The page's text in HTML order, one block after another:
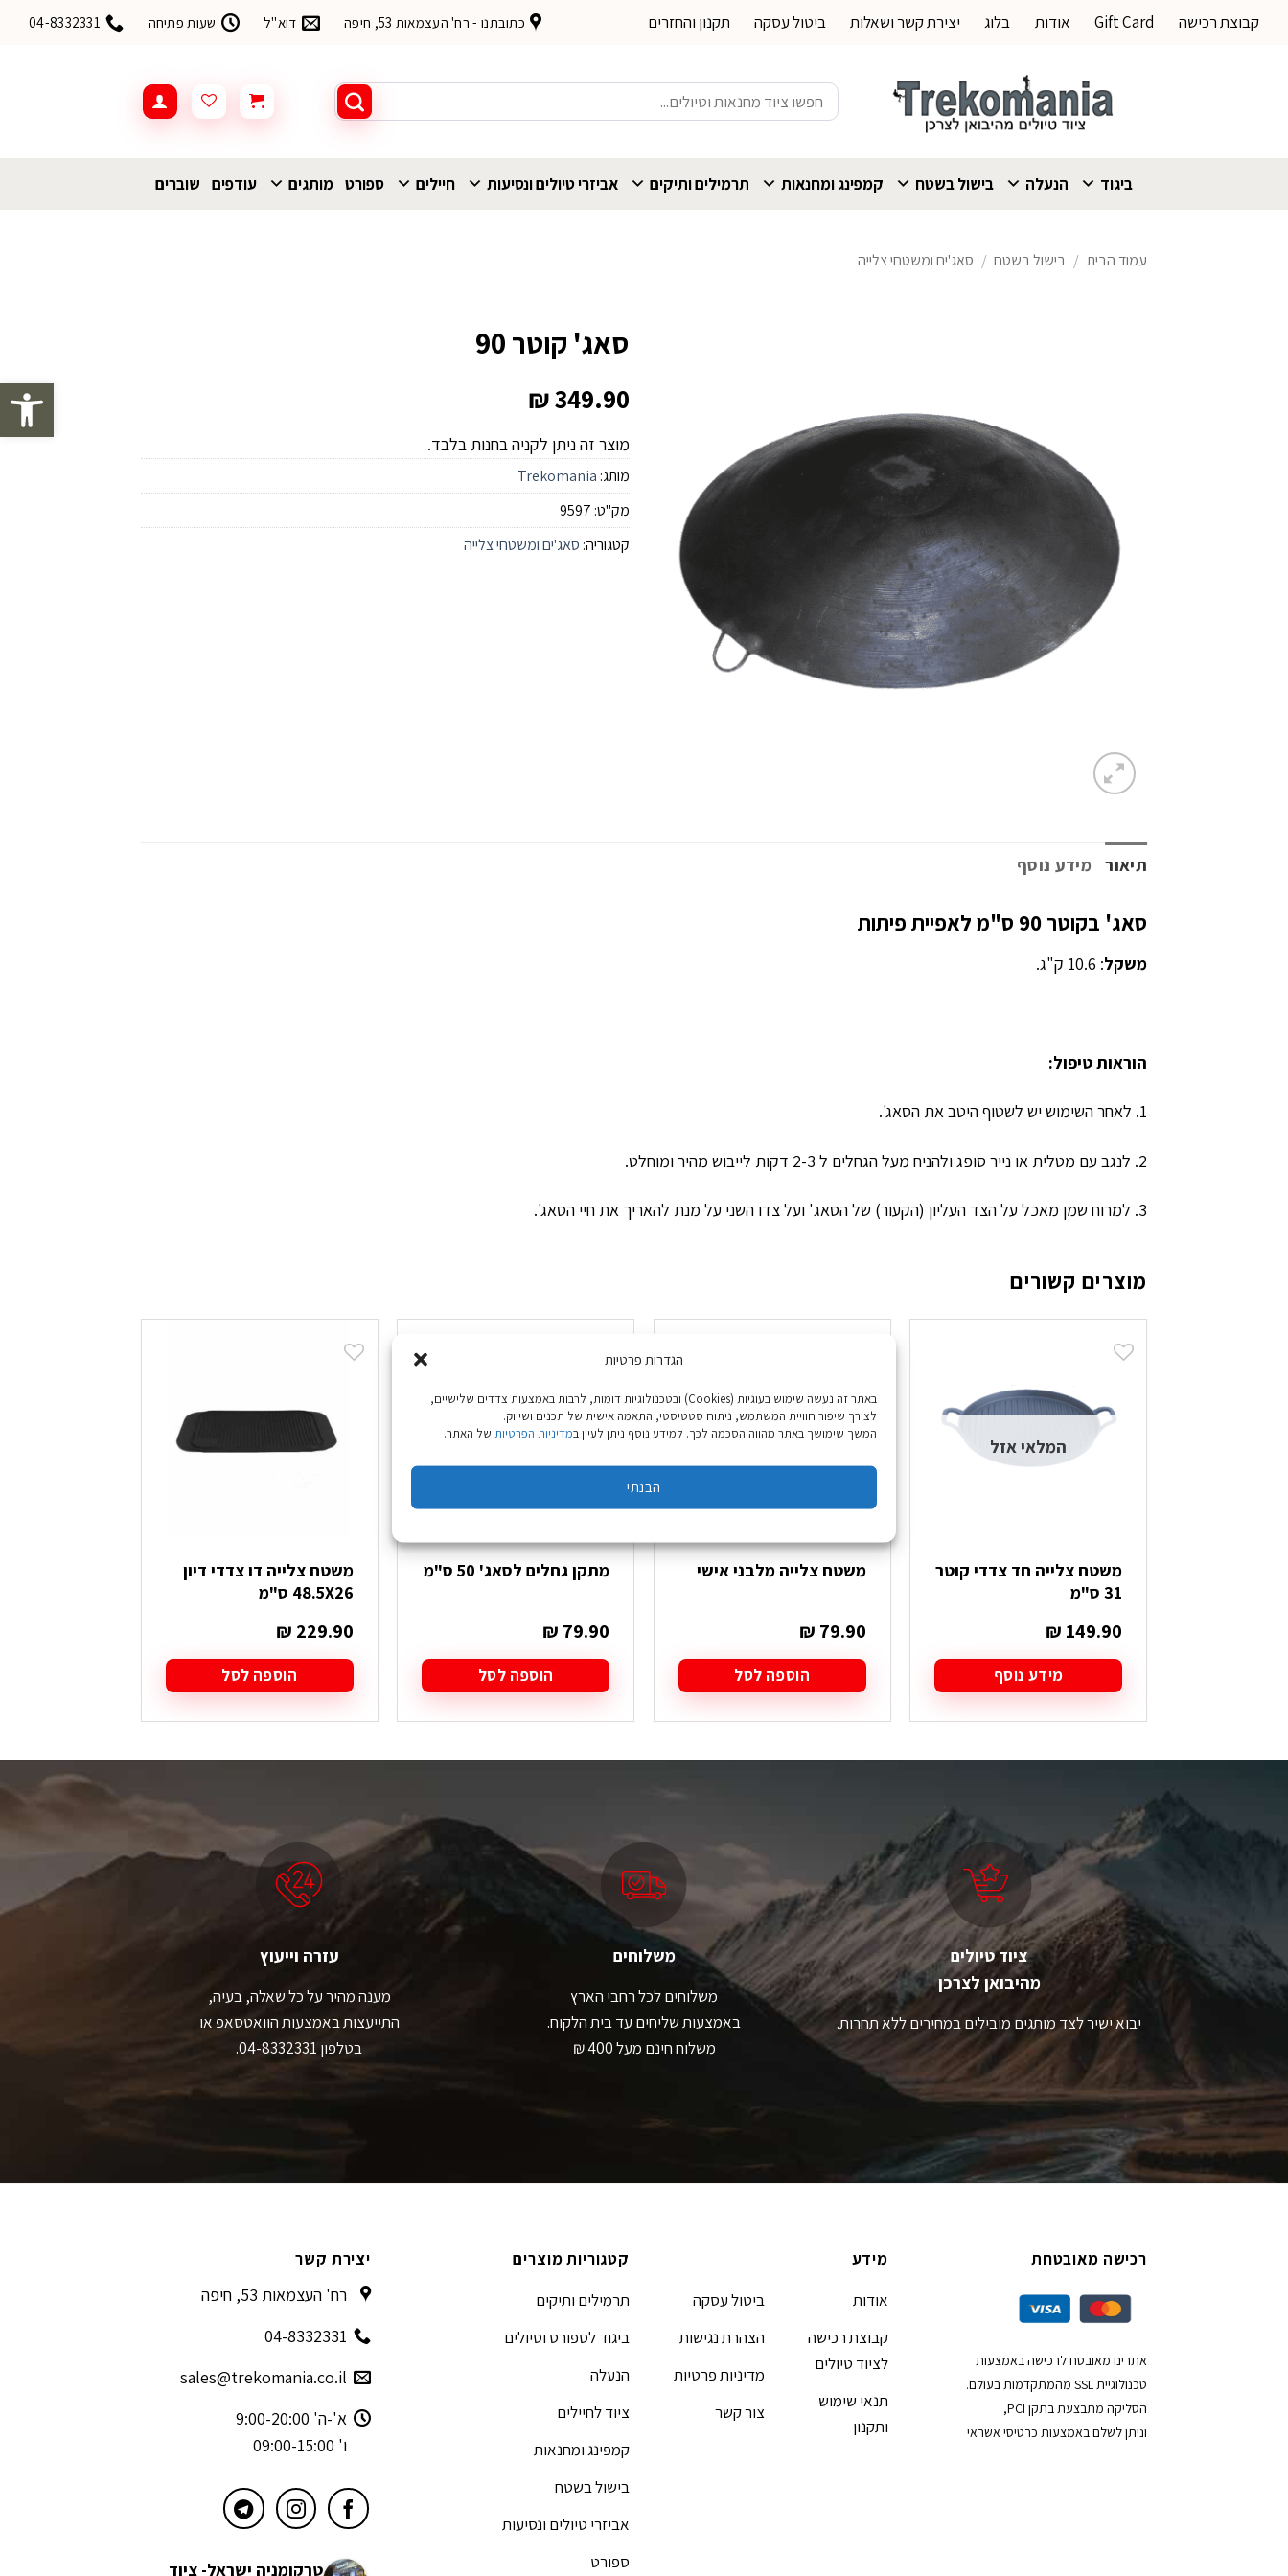
פתח
הגדרות פרטיות
באתר זה נעשה שימוש בעוגיות (Cookies) ובטכנולוגיות דומות, לרבות באמצעות צדדים שלישיים,
לצורך שיפור חוויית המשתמש, ניתוח סטטיסטי, התאמה אישית של תכנים ושיווק.
המשך שימושך באתר מהווה הסכמה לכך. למידע נוסף ניתן לעיין במדיניות הפרטיות של האתר.
הבנתי
קבוצת רכישה Gift Card אודות בלוג יצירת קשר ושאלות ביטול עסקה תקנון והחזרים כתובתנו - רח' העצמאות 53, חיפה דוא"ל שעות פתיחה 04-8332331
חיפוש
עבור:
ביגוד הנעלה בישול בשטח קמפינג ומחנאות תרמילים ותיקים אביזרי טיולים ונסיעות חיילים ספורט מותגים עודפים שוברים
עמוד הבית / בישול בשטח / סאג'ים ומשטחי צלייה
סאג' קוטר 90
₪349.90
מוצר זה ניתן לקניה בחנות בלבד.
מותג: Trekomania
מק"ט: 9597
קטגוריה: סאג'ים ומשטחי צלייה
תיאור מידע נוסף
סאג' בקוטר 90 ס"מ לאפיית פיתות
משקל: 10.6 ק"ג.
הוראות טיפול:
1. לאחר השימוש יש לשטוף היטב את הסאג'.
2. לנגב עם מטלית או נייר סופג ולהניח מעל הגחלים ל 2-3 דקות לייבוש מהיר ומוחלט.
3. למרוח שמן מאכל על הצד העליון (הקעור) של הסאג' ועל צדו השני על מנת להאריך את חיי הסאג'.
מוצרים קשורים
המלאי אזל
משטח צלייה חד צדדי קוטר
31 ס"מ
₪ 149.90
מידע נוסף
משטח צלייה מלבני אישי
₪ 79.90
הוספה לסל
מתקן גחלים לסאג' 50 ס"מ
₪ 79.90
הוספה לסל
משטח צלייה דו צדדי דיון
48.5X26 ס"מ
₪ 229.90
הוספה לסל
ציוד טיולים
מהיבואן לצרכן
יבוא ישיר לצד מותגים מובילים במחירים ללא תחרות.
משלוחים
משלוחים לכל רחבי הארץ
באמצעות שליחים עד בית הלקוח.
משלוח חינם מעל 400 ₪
עזרה וייעוץ
מענה מהיר על כל שאלה, בעיה,
התייעצות באמצעות הוואטסאפ או
בטלפון 04-8332331.
רכישה מאובטחת
אתרינו מאובטח לרכישה באמצעות
טכנולוגיית SSL מהמתקדמות בעולם.
הסליקה מתבצעת בתקן PCI,
וניתן לשלם באמצעות כרטיסי אשראי
מידע
אודות
קבוצת רכישה
לציוד טיולים
תנאי שימוש
ותקנון
ביטול עסקה
הצהרת נגישות
מדיניות פרטיות
צור קשר
קטגוריות מוצרים
תרמילים ותיקים
ביגוד לספורט וטיולים
הנעלה
ציוד לחיילים
קמפינג ומחנאות
בישול בשטח
אביזרי טיולים ונסיעות
ספורט
יצירת קשר
רח' העצמאות 53, חיפה
04-8332331
sales@trekomania.co.il
א'-ה' 9:00-20:00
ו' 09:00-15:00
טרקומניה ישראל- ציוד